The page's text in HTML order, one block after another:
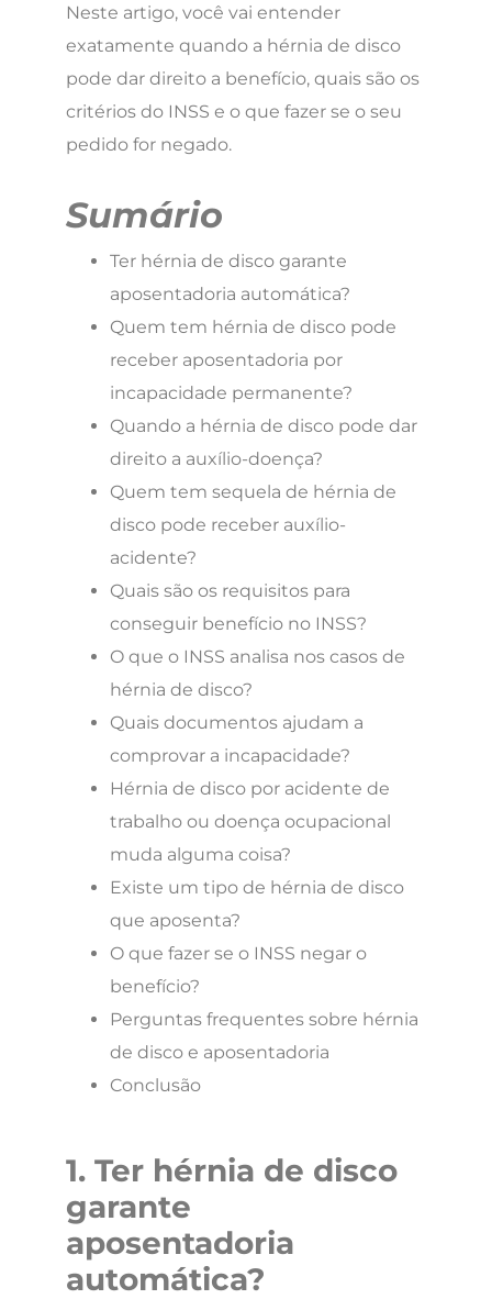
Neste artigo, você vai entender
exatamente quando a hérnia de disco
pode dar direito a benefício, quais são os
critérios do INSS e o que fazer se o seu
pedido for negado.
Sumário
Ter hérnia de disco garante
aposentadoria automática?
Quem tem hérnia de disco pode
receber aposentadoria por
incapacidade permanente?
Quando a hérnia de disco pode dar
direito a auxílio-doença?
Quem tem sequela de hérnia de
disco pode receber auxílio-
acidente?
Quais são os requisitos para
conseguir benefício no INSS?
O que o INSS analisa nos casos de
hérnia de disco?
Quais documentos ajudam a
comprovar a incapacidade?
Hérnia de disco por acidente de
trabalho ou doença ocupacional
muda alguma coisa?
Existe um tipo de hérnia de disco
que aposenta?
O que fazer se o INSS negar o
benefício?
Perguntas frequentes sobre hérnia
de disco e aposentadoria
Conclusão
1. Ter hérnia de disco
garante
aposentadoria
automática?